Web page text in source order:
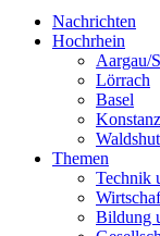
Nachrichten
Hochrhein
Aargau/
Lörrach
Basel
Konstanz
Waldshut
Themen
Technik
Bildung